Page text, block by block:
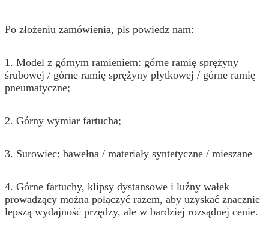
Po złożeniu zamówienia, pls powiedz nam:
1. Model z górnym ramieniem: górne ramię sprężyny
śrubowej / górne ramię sprężyny płytkowej / górne ramię
pneumatyczne;
2. Górny wymiar fartucha;
3. Surowiec: bawełna / materiały syntetyczne / mieszane
4. Górne fartuchy, klipsy dystansowe i luźny wałek
prowadzący można połączyć razem, aby uzyskać znacznie
lepszą wydajność przędzy, ale w bardziej rozsądnej cenie.